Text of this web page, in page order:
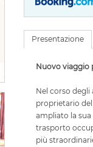
Presentazione
Nuovo viaggio
Nel corso degli
proprietario
ampliato la sua
trasporto
più